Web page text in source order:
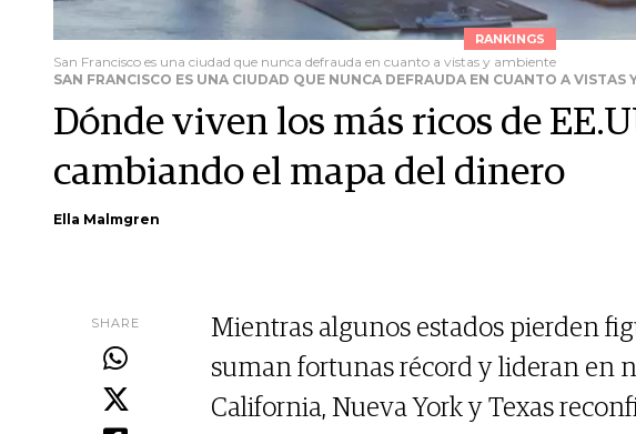
RANKINGS
San Francisco es una ciudad que nunca defrauda en cuanto a vistas y ambiente
SAN FRANCISCO ES UNA CIUDAD QUE NUNCA DEFRAUDA EN CUANTO A VISTAS
Dónde viven los más ricos de
cambiando el mapa del dinero
Ella Malmgren
SHARE
Mientras algunos estados pierden
suman fortunas récord y lideran en
California, Nueva York y Texas